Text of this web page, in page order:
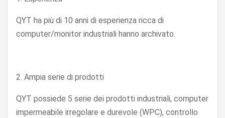
QYT ha più di 10 anni di esperienza ricca di
computer/monitor industriali hanno archivato.
2. Ampia serie di prodotti
QYT possiede 5 serie dei prodotti industriali, computer
impermeabile irregolare e durevole (WPC), controllo